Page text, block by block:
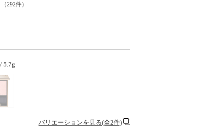
（292件）
5.7g
バリエーションを見る(全2件)